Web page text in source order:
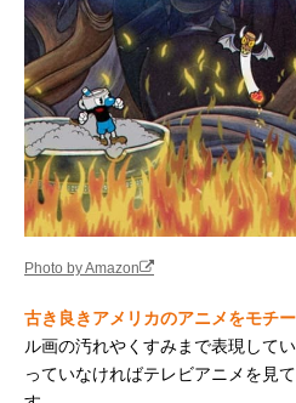
Photo by Amazon
古き良きアメリカのアニメをモチ
ル画の汚れやくすみまで表現して
っていなければテレビアニメを見